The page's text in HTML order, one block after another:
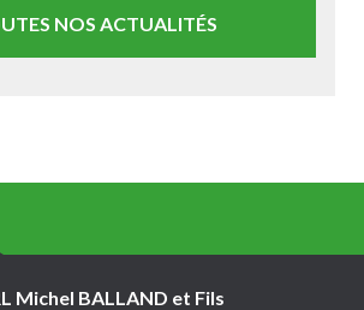
NOS ACTUALITÉS
Michel BALLAND et Fils